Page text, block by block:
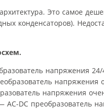
Это самое
конденсаторов).
напряжения
напряжения
AC-DC преобразователь